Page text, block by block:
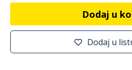
Dodaj u
Dodaj u